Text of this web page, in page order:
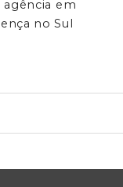
agência em
no Sul